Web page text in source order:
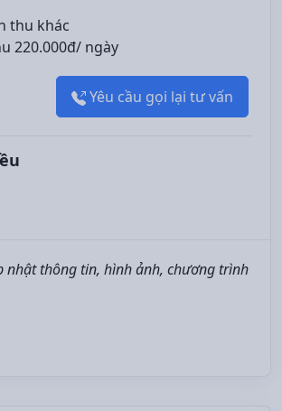
thu khác
220.000đ/ ngày
Yêu cầu gọi lại tư vấn
nhật thông tin, hình ảnh, chương trình